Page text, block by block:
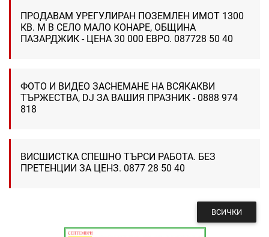
ПРОДАВАМ УРЕГУЛИРАН ПОЗЕМЛЕН ИМОТ 1300
КВ. М В СЕЛО МАЛО КОНАРЕ, ОБЩИНА
ПАЗАРДЖИК - ЦЕНА 30 000 ЕВРО. 087728 50 40
ФОТО И ВИДЕО ЗАСНЕМАНЕ НА ВСЯКАКВИ
ТЪРЖЕСТВА, DJ ЗА ВАШИЯ ПРАЗНИК - 0888 974
818
ВИСШИСТКА СПЕШНО ТЪРСИ РАБОТА. БЕЗ
ПРЕТЕНЦИИ ЗА ЦЕНЗ. 0877 28 50 40
ВСИЧКИ